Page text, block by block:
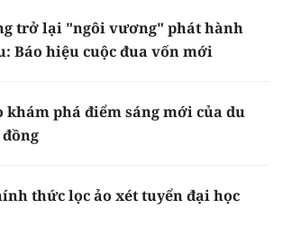
trở lại "ngôi vương" phát hành
Báo hiệu cuộc đua vốn mới
khám phá điểm sáng mới của du
thức lọc ảo xét tuyển đại học